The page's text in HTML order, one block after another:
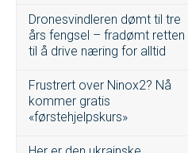
Dronesvindleren dømt til tre
års fengsel – fradømt retten
til å drive næring for alltid
Frustrert over Ninox2? Nå
kommer gratis
«førstehjelpskurs»